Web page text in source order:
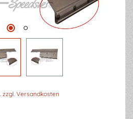
zzgl. Versandkosten